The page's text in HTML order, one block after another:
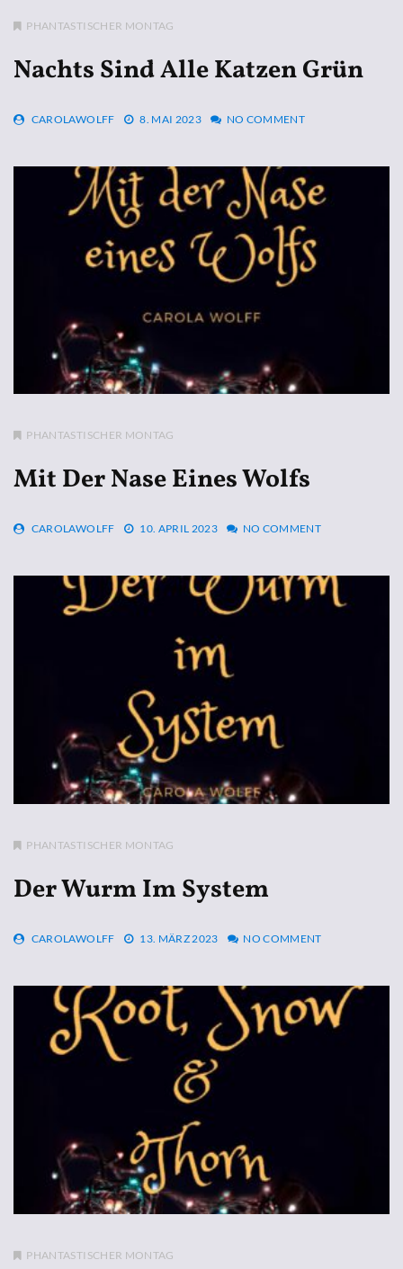
PHANTASTISCHER MONTAG
Nachts Sind Alle Katzen Grün
CAROLAWOLFF 8. MAI 2023 NO COMMENT
PHANTASTISCHER MONTAG
Mit Der Nase Eines Wolfs
CAROLAWOLFF 10. APRIL 2023 NO COMMENT
PHANTASTISCHER MONTAG
Der Wurm Im System
CAROLAWOLFF 13. MÄRZ 2023 NO COMMENT
PHANTASTISCHER MONTAG